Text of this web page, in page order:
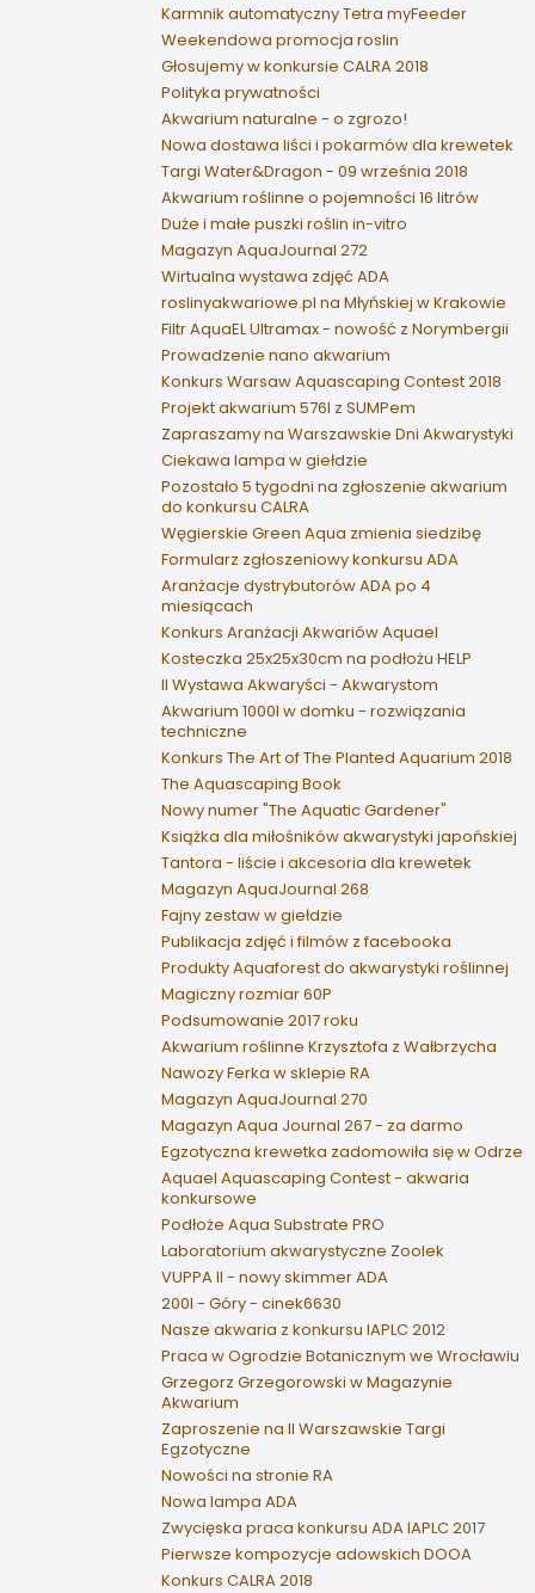
Karmnik automatyczny Tetra myFeeder
Weekendowa promocja roslin
Głosujemy w konkursie CALRA 2018
Polityka prywatności
Akwarium naturalne - o zgrozo!
Nowa dostawa liści i pokarmów dla krewetek
Targi Water&Dragon - 09 września 2018
Akwarium roślinne o pojemności 16 litrów
Duże i małe puszki roślin in-vitro
Magazyn AquaJournal 272
Wirtualna wystawa zdjęć ADA
roslinyakwariowe.pl na Młyńskiej w Krakowie
Filtr AquaEL Ultramax - nowość z Norymbergii
Prowadzenie nano akwarium
Konkurs Warsaw Aquascaping Contest 2018
Projekt akwarium 576l z SUMPem
Zapraszamy na Warszawskie Dni Akwarystyki
Ciekawa lampa w giełdzie
Pozostało 5 tygodni na zgłoszenie akwarium
do konkursu CALRA
Węgierskie Green Aqua zmienia siedzibę
Formularz zgłoszeniowy konkursu ADA
Aranżacje dystrybutorów ADA po 4
miesiącach
Konkurs Aranżacji Akwariów Aquael
Kosteczka 25x25x30cm na podłożu HELP
II Wystawa Akwaryści - Akwarystom
Akwarium 1000l w domku - rozwiązania
techniczne
Konkurs The Art of The Planted Aquarium 2018
The Aquascaping Book
Nowy numer "The Aquatic Gardener"
Książka dla miłośników akwarystyki japońskiej
Tantora - liście i akcesoria dla krewetek
Magazyn AquaJournal 268
Fajny zestaw w giełdzie
Publikacja zdjęć i filmów z facebooka
Produkty Aquaforest do akwarystyki roślinnej
Magiczny rozmiar 60P
Podsumowanie 2017 roku
Akwarium roślinne Krzysztofa z Wałbrzycha
Nawozy Ferka w sklepie RA
Magazyn AquaJournal 270
Magazyn Aqua Journal 267 - za darmo
Egzotyczna krewetka zadomowiła się w Odrze
Aquael Aquascaping Contest - akwaria
konkursowe
Podłoże Aqua Substrate PRO
Laboratorium akwarystyczne Zoolek
VUPPA II - nowy skimmer ADA
200l - Góry - cinek6630
Nasze akwaria z konkursu IAPLC 2012
Praca w Ogrodzie Botanicznym we Wrocławiu
Grzegorz Grzegorowski w Magazynie
Akwarium
Zaproszenie na II Warszawskie Targi
Egzotyczne
Nowości na stronie RA
Nowa lampa ADA
Zwycięska praca konkursu ADA IAPLC 2017
Pierwsze kompozycje adowskich DOOA
Konkurs CALRA 2018